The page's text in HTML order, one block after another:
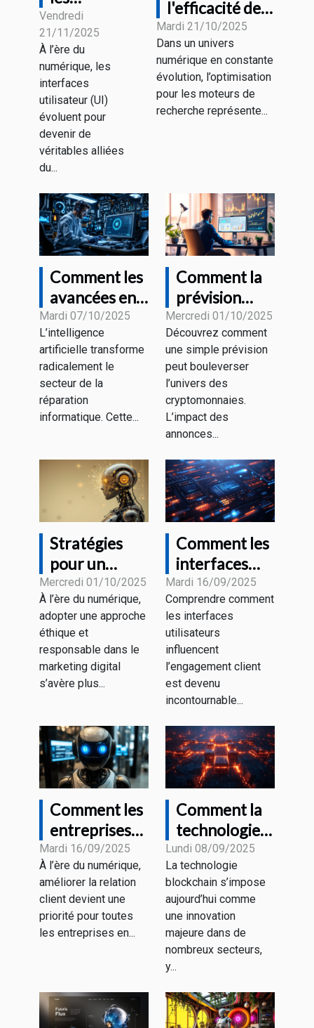
interfaces
utilisateur
anticipent
nos besoins
futurs ?
Vendredi
21/11/2025
À l’ère du
numérique, les
interfaces
utilisateur (UI)
évoluent pour
devenir de
véritables alliées
du...
l'efficacité de
votre stratégie
de
référencement
sans risques
Mardi 21/10/2025
Dans un univers
numérique en constante
évolution, l’optimisation
pour les moteurs de
recherche représente...
Comment les
avancées en
IA
influencent-
elles la
réparation
informatique
?
Mardi 07/10/2025
L’intelligence
artificielle transforme
radicalement le
secteur de la
réparation
informatique. Cette...
Comment la
prévision
d'un expert
sur le bitcoin
influence-t-
elle le
marché?
Mercredi 01/10/2025
Découvrez comment
une simple prévision
peut bouleverser
l’univers des
cryptomonnaies.
L’impact des
annonces...
Stratégies
pour un
marketing
digital
éthique et
responsable
Mercredi 01/10/2025
À l’ère du numérique,
adopter une approche
éthique et
responsable dans le
marketing digital
s’avère plus...
Comment les
interfaces
utilisateurs
influencent-
elles
l’engagement
client ?
Mardi 16/09/2025
Comprendre comment
les interfaces
utilisateurs
influencent
l’engagement client
est devenu
incontournable...
Comment les
entreprises
transforment
leur service
client avec le
chatbot GPT
Mardi 16/09/2025
À l’ère du numérique,
améliorer la relation
client devient une
priorité pour toutes
les entreprises en...
Comment la
technologie
blockchain
transforme-
t-elle le
marketing
numérique ?
Lundi 08/09/2025
La technologie
blockchain s’impose
aujourd’hui comme
une innovation
majeure dans de
nombreux secteurs,
y...